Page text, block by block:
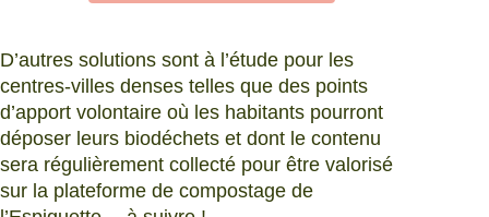
D’autres solutions sont à l’étude pour les
centres-villes denses telles que des points
d’apport volontaire où les habitants pourront
déposer leurs biodéchets et dont le contenu
sera régulièrement collecté pour être valorisé
sur la plateforme de compostage de